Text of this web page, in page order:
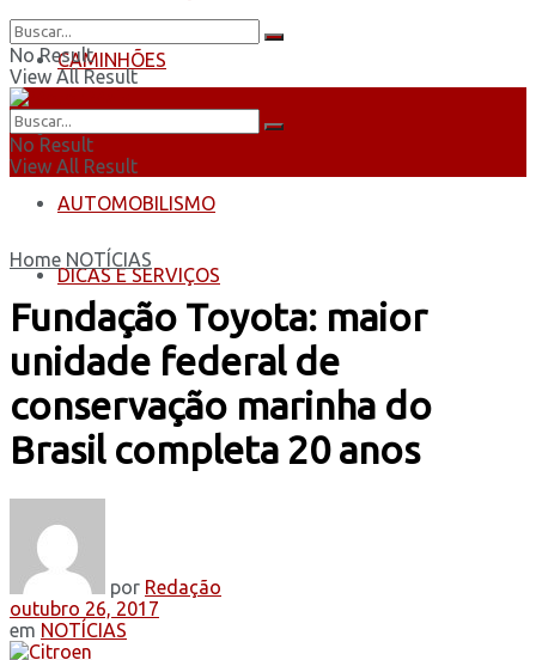
CAMINHÕES
ÔNIBUS
AUTOMOBILISMO
DICAS E SERVIÇOS
No Result
View All Result
No Result
View All Result
Home NOTÍCIAS
Fundação Toyota: maior
unidade federal de
conservação marinha do
Brasil completa 20 anos
por Redação
outubro 26, 2017
em NOTÍCIAS